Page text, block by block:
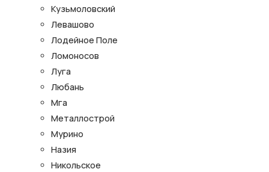
Кузьмоловский
Левашово
Лодейное Поле
Ломоносов
Луга
Любань
Мга
Металлострой
Мурино
Назия
Никольское